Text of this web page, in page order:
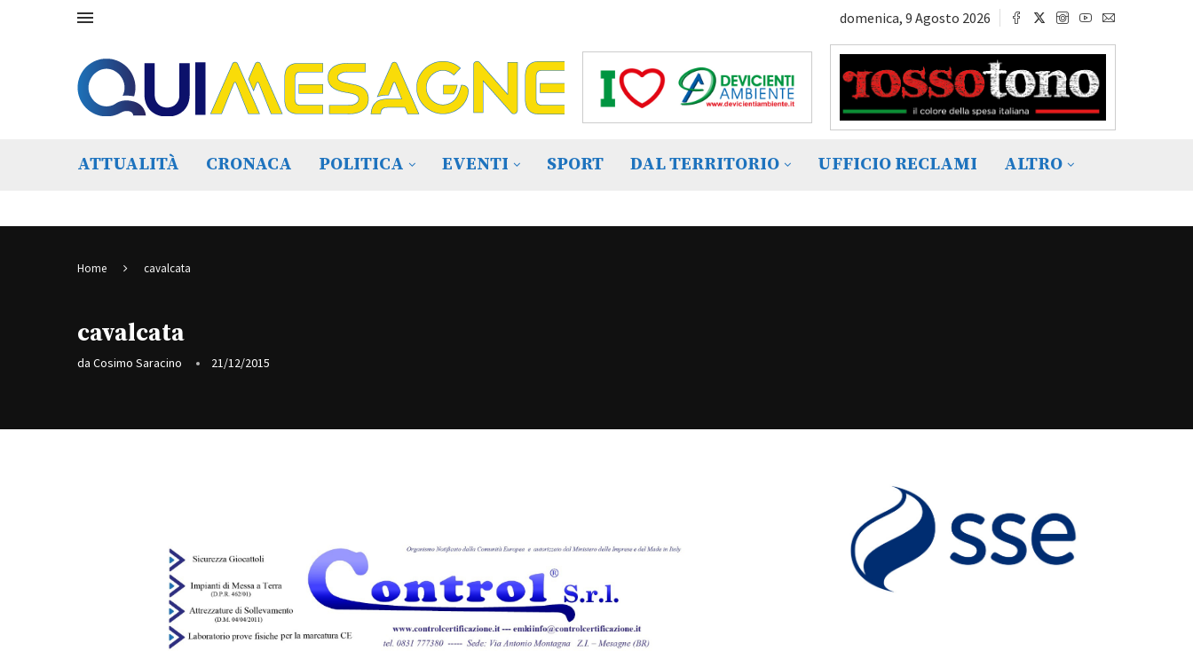
domenica, 9 Agosto 2026
ATTUALITÀ CRONACA POLITICA EVENTI SPORT DAL TERRITORIO UFFICIO RECLAMI ALTRO
Home cavalcata
cavalcata
da Cosimo Saracino 21/12/2015